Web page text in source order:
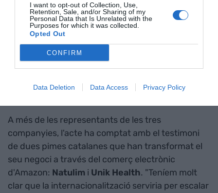
I want to opt-out of Collection, Use,
Retention, Sale, and/or Sharing of my
Personal Data that Is Unrelated with the
Purposes for which it was collected.
Opted Out
CONFIRM
Data Deletion Data Access Privacy Policy
Foment del Treball Nacional. Avui, només el 37%
de les empreses catalanes està venent productes
en línia, i tan sols un 12% de les exportadores fan
servir aquest canal, segons dades d'Idescat.
casos d'èxit
A més de les representants de les tres
companyies, l'acte ha comptat amb el testimoni
de dues pimes catalanes que han transformat el
seu negoci a través del comerç electrònic
d'Amazon: Natulim i Unik Health. "Teníem molt
clar que la internacionalització serviria per escalar